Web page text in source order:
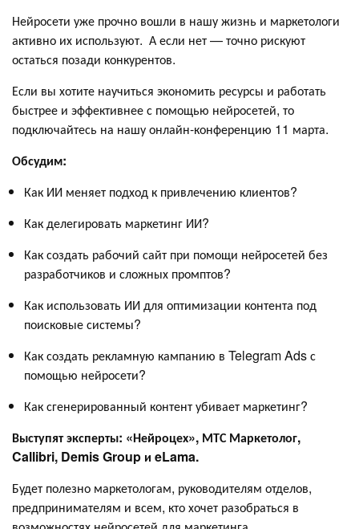
Нейросети уже прочно вошли в нашу жизнь и маркетологи
активно их используют. А если нет — точно рискуют
остаться позади конкурентов.
Если вы хотите научиться экономить ресурсы и работать
быстрее и эффективнее с помощью нейросетей, то
подключайтесь на нашу онлайн-конференцию 11 марта.
Обсудим:
Как ИИ меняет подход к привлечению клиентов?
Как делегировать маркетинг ИИ?
Как создать рабочий сайт при помощи нейросетей без
разработчиков и сложных промптов?
Как использовать ИИ для оптимизации контента под
поисковые системы?
Как создать рекламную кампанию в Telegram Ads с
помощью нейросети?
Как сгенерированный контент убивает маркетинг?
Выступят эксперты: «Нейроцех», МТС Маркетолог,
Callibri, Demis Group и eLama.
Будет полезно маркетологам, руководителям отделов,
предпринимателям и всем, кто хочет разобраться в